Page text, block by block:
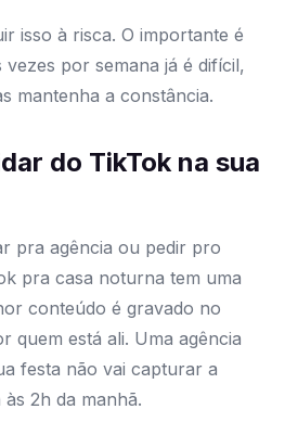
isso à risca. O importante é
por semana já é difícil,
mantenha a constância.
do TikTok na sua
pra agência ou pedir pro
pra casa noturna tem uma
conteúdo é gravado no
quem está ali. Uma agência
festa não vai capturar a
2h da manhã.